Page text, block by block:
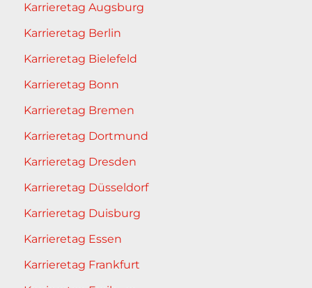
Karrieretag Augsburg
Karrieretag Berlin
Karrieretag Bielefeld
Karrieretag Bonn
Karrieretag Bremen
Karrieretag Dortmund
Karrieretag Dresden
Karrieretag Düsseldorf
Karrieretag Duisburg
Karrieretag Essen
Karrieretag Frankfurt